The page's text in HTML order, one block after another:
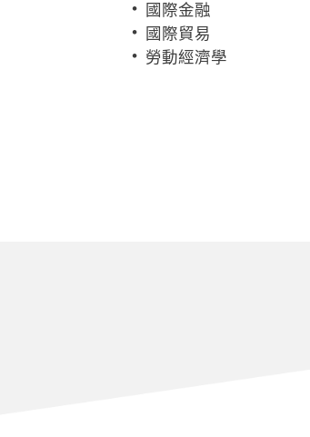
國際金融
國際貿易
勞動經濟學